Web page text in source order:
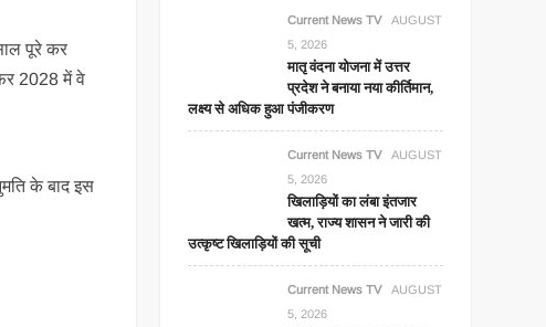
पूरे कर
2028 में वे
के बाद इस
Current News TV
AUGUST
5, 2026
मातृ वंदना योजना में उत्तर
प्रदेश ने बनाया नया कीर्तिमान,
लक्ष्य से अधिक हुआ पंजीकरण
Current News TV
AUGUST
5, 2026
खिलाड़ियों का लंबा इंतजार
खत्म, राज्य शासन ने जारी की
उत्कृष्ट खिलाड़ियों की सूची
Current News TV
AUGUST
5, 2026